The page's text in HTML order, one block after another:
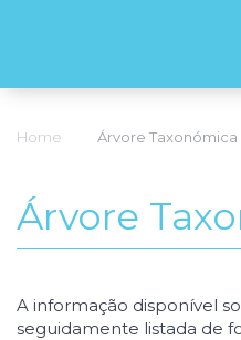
Home Árvore Taxonómica
Árvore
A informação disponível
seguidamente listada de